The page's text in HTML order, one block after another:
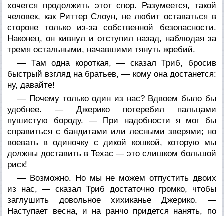
хочется продолжить этот спор. Разумеется, такой
человек, как Риттер Слоун, не любит оставаться в
стороне только из-за собственной безопасности.
Наконец, он кивнул и отступил назад, наблюдая за
тремя остальными, начавшими тянуть жребий.
— Там одна короткая, — сказал Триб, бросив
быстрый взгляд на братьев, — кому она достанется:
ну, давайте!
— Почему только один из нас? Вдвоем было бы
удобнее. — Джерико потеребил пальцами
пушистую бороду. — При надобности я мог бы
справиться с бандитами или лесными зверями; но
воевать в одиночку с дикой кошкой, которую мы
должны доставить в Техас — это слишком большой
риск!
— Возможно. Но мы не можем отпустить двоих
из нас, — сказал Триб достаточно громко, чтобы
заглушить довольное хихиканье Джерико. —
Наступает весна, и на ранчо придется нанять, по